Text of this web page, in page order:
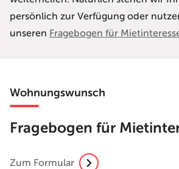
persönlich zur Verfügung oder
unseren Fragebogen für
Wohnungswunsch
Fragebogen für
Zum Formular